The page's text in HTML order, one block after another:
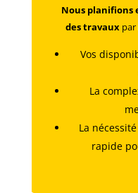
Nous planifions
des travauxpar
Vos
La
La
rapide